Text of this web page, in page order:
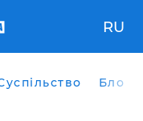
RU
Блоги